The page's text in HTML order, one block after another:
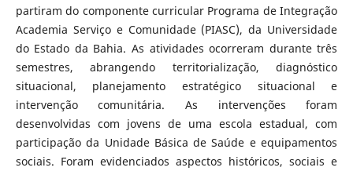
partiram do componente curricular Programa de Integração
Academia Serviço e Comunidade (PIASC), da Universidade
do Estado da Bahia. As atividades ocorreram durante três
semestres, abrangendo territorialização, diagnóstico
situacional, planejamento estratégico situacional e
intervenção comunitária. As intervenções foram
desenvolvidas com jovens de uma escola estadual, com
participação da Unidade Básica de Saúde e equipamentos
sociais. Foram evidenciados aspectos históricos, sociais e